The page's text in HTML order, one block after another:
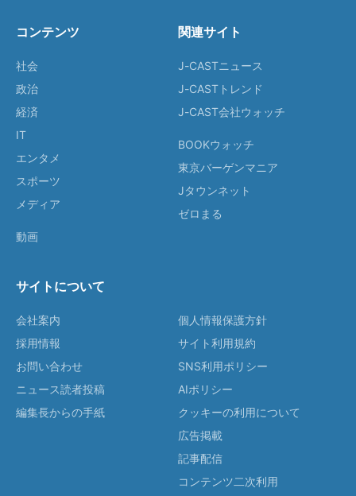
コンテンツ
社会
政治
経済
IT
エンタメ
スポーツ
メディア
動画
関連サイト
J-CASTニュース
J-CASTトレンド
J-CAST会社ウォッチ
BOOKウォッチ
東京バーゲンマニア
Jタウンネット
ゼロまる
サイトについて
会社案内
採用情報
お問い合わせ
ニュース読者投稿
編集長からの手紙
個人情報保護方針
サイト利用規約
SNS利用ポリシー
AIポリシー
クッキーの利用について
広告掲載
記事配信
コンテンツ二次利用